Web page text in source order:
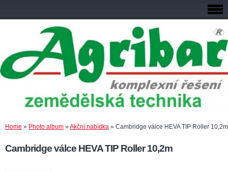
Home » Photo album »Akční nabídka » Cambridge válce HEVA TIP Roller 10,2m
Cambridge válce HEVA TIP Roller 10,2m